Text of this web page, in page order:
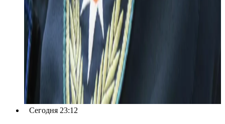
Сегодня 23:12